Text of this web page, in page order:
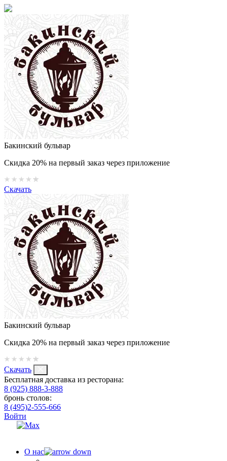
Бакинский бульвар
Скидка 20% на первый заказ через приложение
Скачать
Бакинский бульвар
Скидка 20% на первый заказ через приложение
Скачать
Бесплатная доставка из ресторана:
8 (925) 888-3-888
бронь столов:
8 (495)2-555-666
Войти
О нас